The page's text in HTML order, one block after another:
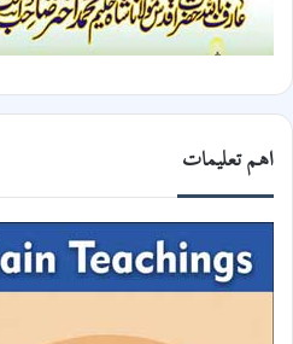
اھم تعلیمات